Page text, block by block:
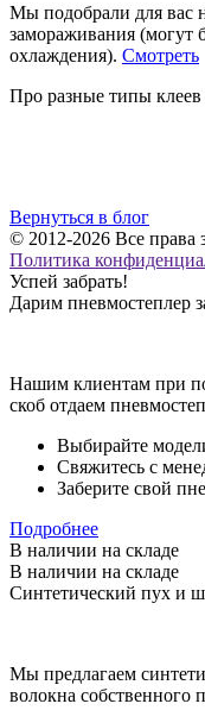
Мы подобрали для вас
замораживания (могут
охлаждения). Смотреть
Про разные типы
Вернуться в блог
© 2012-2026 Все
Политика
Успей забрать!
Дарим пневмостеплер
Нашим клиентам при
скоб отдаем
Выбирайте
Свяжитесь с
Заберите свой
Подробнее
В наличии на складе
В наличии на складе
Синтетический пух и
Мы предлагаем
волокна собственного